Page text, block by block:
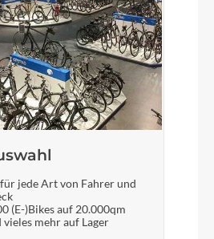
12.9 kg
X&O 15 XDOc
jede Art von Fahrer und
(E-)Bikes auf 20.000qm
vieles mehr auf Lager